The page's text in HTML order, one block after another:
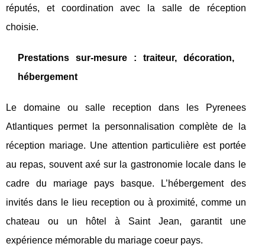
réputés, et coordination avec la salle de réception
choisie.
Prestations sur-mesure : traiteur, décoration,
hébergement
Le domaine ou salle reception dans les Pyrenees
Atlantiques permet la personnalisation complète de la
réception mariage. Une attention particulière est portée
au repas, souvent axé sur la gastronomie locale dans le
cadre du mariage pays basque. L’hébergement des
invités dans le lieu reception ou à proximité, comme un
chateau ou un hôtel à Saint Jean, garantit une
expérience mémorable du mariage coeur pays.